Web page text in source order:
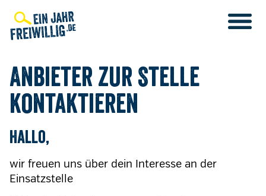
zum
Inhalt
Anbieter zur Stelle
kontaktieren
Hallo,
wir freuen uns über dein Interesse an der
Einsatzstelle